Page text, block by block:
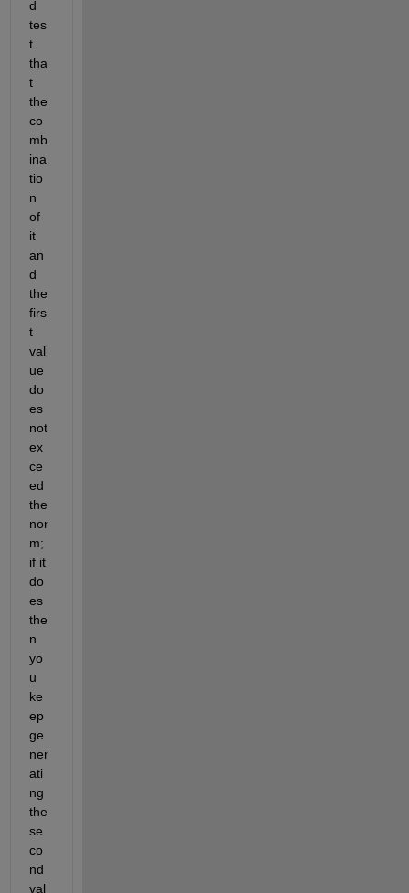
d
tes
t
tha
t
the
co
mb
ina
tio
n
of
it
an
d
the
firs
t
val
ue
do
es
not
ex
ce
ed
the
nor
m;
if it
do
es
the
n
yo
u
ke
ep
ge
ner
ati
ng
the
se
co
nd
val